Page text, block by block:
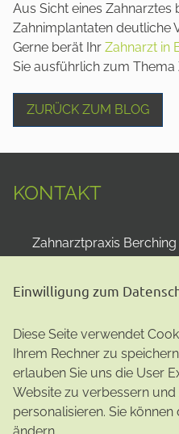
Aus Sicht eines
Zahnimplantaten deutliche
Gerne berät Ihr Zahnarzt in
Sie ausführlich zum Thema
ZURÜCK ZUM BLOG
KONTAKT
Zahnarztpraxis Berching
92334 Berching
info@zahnarzt-
Impressum |
Einwilligung zum
Diese Seite verwendet
Ihrem Rechner zu
erlauben Sie uns die User
Website zu verbessern und
personalisieren. Sie